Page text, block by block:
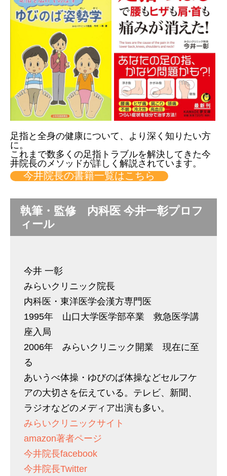
足指と全身の健康について、より深く知りたい方
に。
これまで数多くの足指トラブルを解決してきた今
井院長のメソッドが詳しく解説されています。
今井院長の書籍一覧はこちら
執筆・監修 内科医 今井一彰プロフ
ィール
今井 一彰
みらいクリニック院長
内科医・東洋医学会漢方専門医
1995年 山口大学医学部卒業 救急医学講
座入局
2006年 みらいクリニック開業 現在に至
る
あいうべ体操・ゆびのば体操などセルフケ
アの大切さを伝えている。テレビ、新聞、
ラジオなどのメディア出演も多い。
みらいクリニックサイト
amazon著者ページ
今井院長facebook
今井院長Twitter